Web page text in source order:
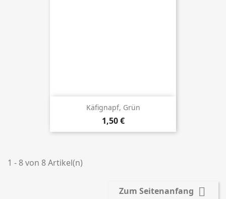
Käfignapf, Grün
Preis
1,50 €
1 - 8 von 8 Artikel(n)
Zum Seitenanfang 